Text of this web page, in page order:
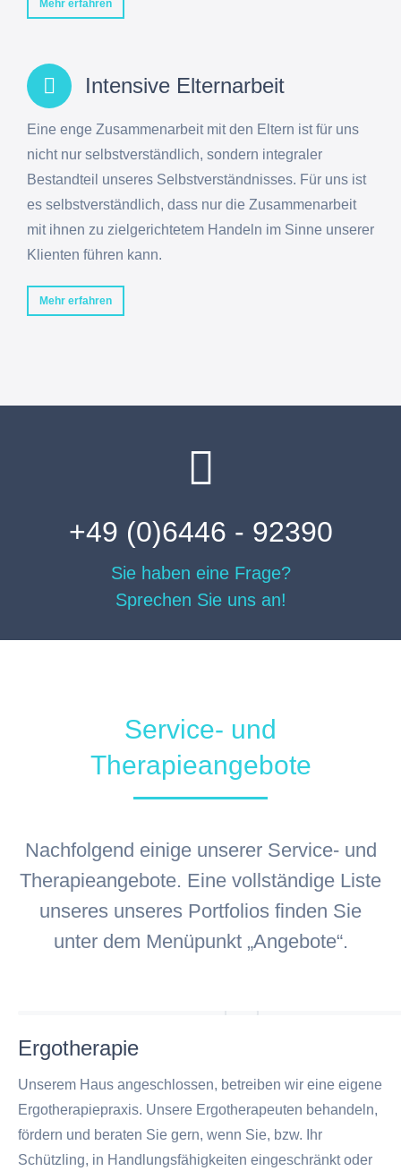
Mehr erfahren
Intensive Elternarbeit
Eine enge Zusammenarbeit mit den Eltern ist für uns
nicht nur selbstverständlich, sondern integraler
Bestandteil unseres Selbstverständnisses. Für uns ist
es selbstverständlich, dass nur die Zusammenarbeit
mit ihnen zu zielgerichtetem Handeln im Sinne unserer
Klienten führen kann.
Mehr erfahren
+49 (0)6446 - 92390
Sie haben eine Frage?
Sprechen Sie uns an!
Service- und
Therapieangebote
Nachfolgend einige unserer Service- und
Therapieangebote. Eine vollständige Liste
unseres unseres Portfolios finden Sie
unter dem Menüpunkt „Angebote“.
Ergotherapie
Unserem Haus angeschlossen, betreiben wir eine eigene
Ergotherapiepraxis. Unsere Ergotherapeuten behandeln,
fördern und beraten Sie gern, wenn Sie, bzw. Ihr
Schützling, in Handlungsfähigkeiten eingeschränkt oder